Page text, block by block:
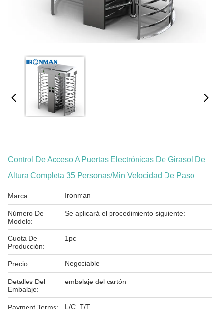
Control De Acceso A Puertas Electrónicas De Girasol De
Altura Completa 35 Personas/min Velocidad De Paso
Marca: Ironman
Número De
Modelo:
Se aplicará el procedimiento siguiente:
Cuota De
Producción:
1pc
Precio: Negociable
Detalles Del
Embalaje:
embalaje del cartón
Payment Terms:
L/C, T/T